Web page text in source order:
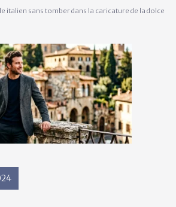
italien sans tomber dans la caricature de la dolce